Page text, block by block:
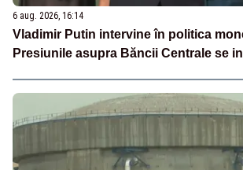
6 aug. 2026, 16:14
Vladimir Putin intervine în politica
Presiunile asupra Băncii Centrale se